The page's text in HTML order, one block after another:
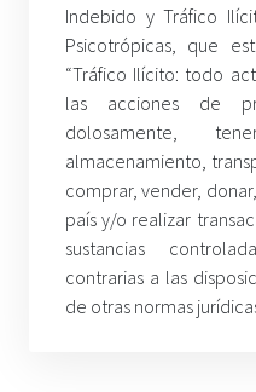
Indebido y Tráfico
Psicotrópicas, que
“Tráfico Ilícito: todo
las acciones de
dolosamente,
almacenamiento,
comprar, vender,
país y/o realizar
sustancias
contrarias a las
de otras normas